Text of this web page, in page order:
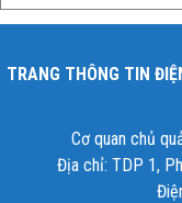
TRANG THÔNG TIN
Cơ quan chủ
Địa chỉ: TDP 1,